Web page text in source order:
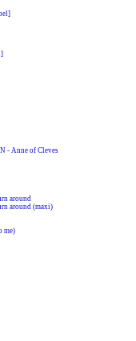
- Anne of Cleves
around
around (maxi)
me)